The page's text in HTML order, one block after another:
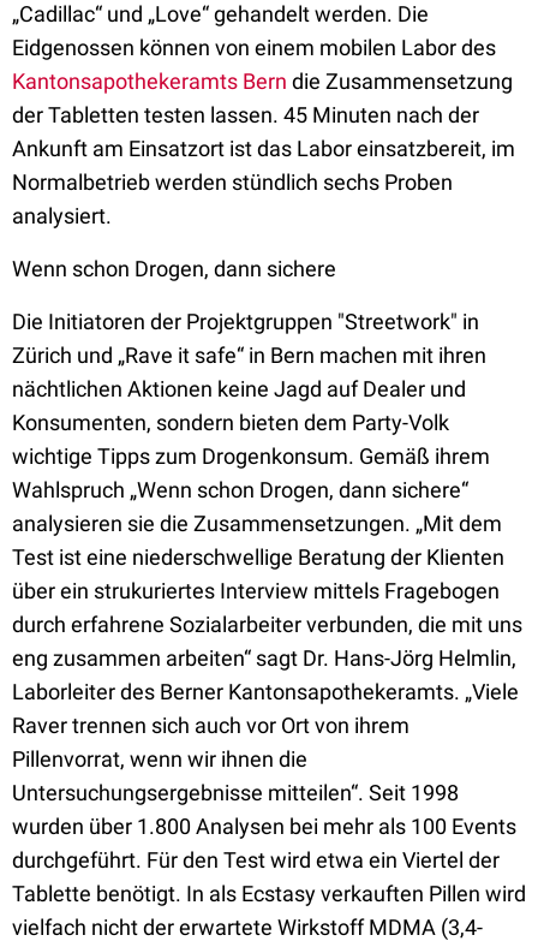
„Cadillac“ und „Love“ gehandelt werden. Die
Eidgenossen können von einem mobilen Labor des
Kantonsapothekeramts Bern die Zusammensetzung
der Tabletten testen lassen. 45 Minuten nach der
Ankunft am Einsatzort ist das Labor einsatzbereit, im
Normalbetrieb werden stündlich sechs Proben
analysiert.
Wenn schon Drogen, dann sichere
Die Initiatoren der Projektgruppen "Streetwork" in
Zürich und „Rave it safe“ in Bern machen mit ihren
nächtlichen Aktionen keine Jagd auf Dealer und
Konsumenten, sondern bieten dem Party-Volk
wichtige Tipps zum Drogenkonsum. Gemäß ihrem
Wahlspruch „Wenn schon Drogen, dann sichere“
analysieren sie die Zusammensetzungen. „Mit dem
Test ist eine niederschwellige Beratung der Klienten
über ein strukuriertes Interview mittels Fragebogen
durch erfahrene Sozialarbeiter verbunden, die mit uns
eng zusammen arbeiten“ sagt Dr. Hans-Jörg Helmlin,
Laborleiter des Berner Kantonsapothekeramts. „Viele
Raver trennen sich auch vor Ort von ihrem
Pillenvorrat, wenn wir ihnen die
Untersuchungsergebnisse mitteilen“. Seit 1998
wurden über 1.800 Analysen bei mehr als 100 Events
durchgeführt. Für den Test wird etwa ein Viertel der
Tablette benötigt. In als Ecstasy verkauften Pillen wird
vielfach nicht der erwartete Wirkstoff MDMA (3,4-